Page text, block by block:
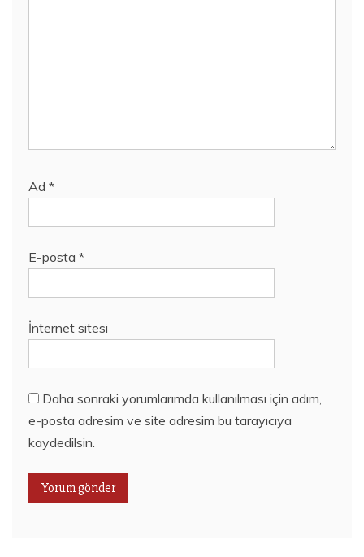
Ad *
E-posta *
İnternet sitesi
Daha sonraki yorumlarımda kullanılması için adım,
e-posta adresim ve site adresim bu tarayıcıya
kaydedilsin.